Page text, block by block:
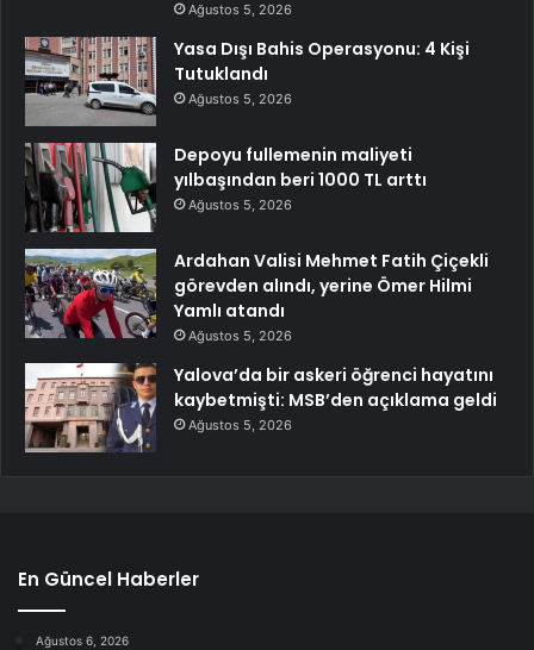
Ağustos 5, 2026
Yasa Dışı Bahis Operasyonu: 4 Kişi
Tutuklandı
Ağustos 5, 2026
Depoyu fullemenin maliyeti
yılbaşından beri 1000 TL arttı
Ağustos 5, 2026
Ardahan Valisi Mehmet Fatih Çiçekli
görevden alındı, yerine Ömer Hilmi
Yamlı atandı
Ağustos 5, 2026
Yalova’da bir askeri öğrenci hayatını
kaybetmişti: MSB’den açıklama geldi
Ağustos 5, 2026
En Güncel Haberler
Ağustos 6, 2026